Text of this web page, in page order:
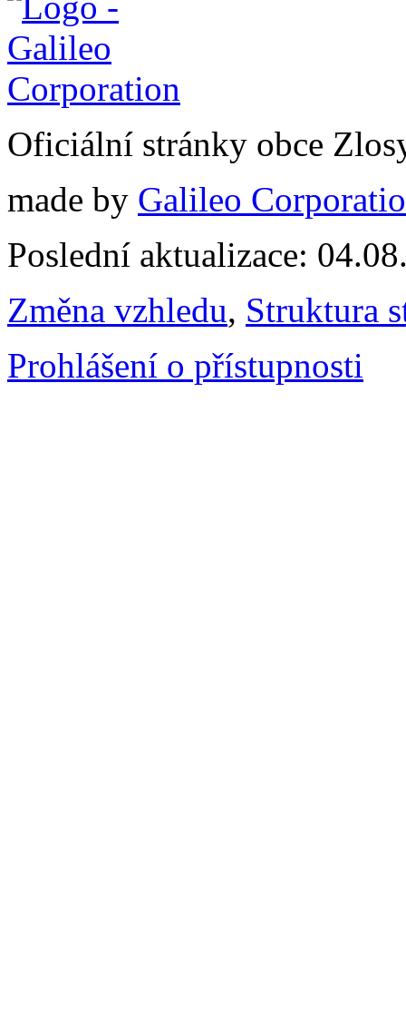
Oficiální stránky obce
made by Galileo
Poslední aktualizace:
Změna vzhledu, Struktura
Prohlášení o přístupnosti